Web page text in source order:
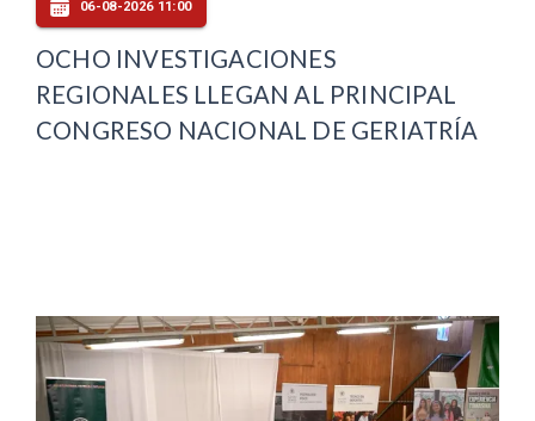
06-08-2026 11:00
OCHO INVESTIGACIONES
REGIONALES LLEGAN AL PRINCIPAL
CONGRESO NACIONAL DE GERIATRÍA